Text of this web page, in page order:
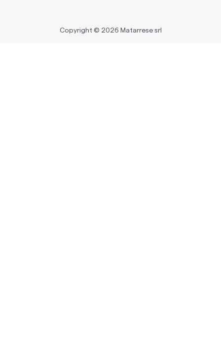
Copyright © 2026 Matarrese srl